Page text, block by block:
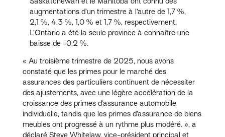
augmentations d’un trimestre à l’autre de 1,7 %,
2,1 %, 4,3 %, 1,0 % et 1,7 %, respectivement.
L’Ontario a été la seule province à connaître une
baisse de -0,2 %.
« Au troisième trimestre de 2025, nous avons
constaté que les primes pour le marché des
assurances des particuliers continuent de nécessiter
des ajustements, avec une légère accélération de la
croissance des primes d’assurance automobile
individuelle, tandis que les primes d’assurance de biens
meubles ont progressé à un rythme plus modéré. », a
déclaré Steve Whitelaw, vice-président principal et